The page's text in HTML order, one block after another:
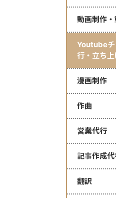
動画制作
Youtubeチ
行・立ち
漫画制作
作曲
営業代行
記事作成
翻訳